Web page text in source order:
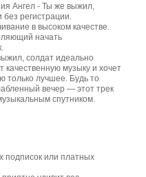
Ангел - Ты же выжил,
регистрации.
в высоком качестве.
начать
солдат идеально
качественную музыку и хочет
только лучшее. Будь то
вечер — этот трек
спутником.
подписок или платных